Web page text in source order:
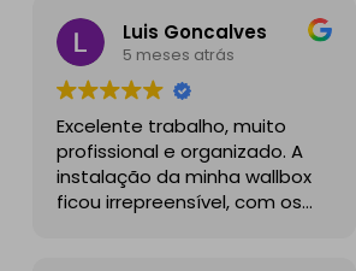
profissionais, comunicativos e
disponiveis para todas as
minhas dúvidas.
A instalação de tomada
reforçada em garagem
partilhada correu na
perfeição e nos prazos
combinados, sendo que
Luis Goncalves
5 meses atrás
Excelente trabalho, muito
profissional e organizado. A
instalação da minha wallbox
ficou irrepreensível, com os